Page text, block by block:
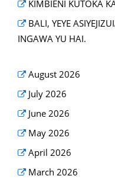
KIMBIENI KUTOKA
BALI, YEYE
INGAWA YU HAI.
August 2026
July 2026
June 2026
May 2026
April 2026
March 2026